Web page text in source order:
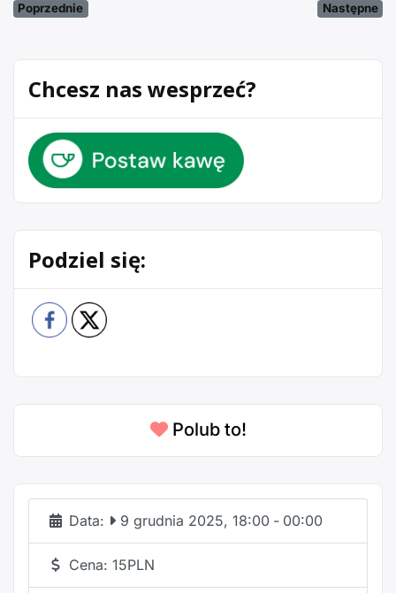
Poprzednie Następne
Chcesz nas wesprzeć?
Podziel się:
Polub to!
Data: 9 grudnia 2025, 18:00 - 00:00
Cena: 15PLN